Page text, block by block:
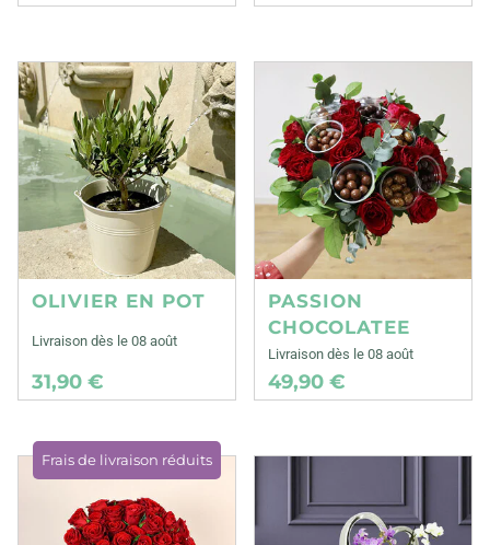
OLIVIER EN POT
Livraison dès le 08 août
31,90 €
PASSION
CHOCOLATEE
Livraison dès le 08 août
49,90 €
Frais de livraison réduits